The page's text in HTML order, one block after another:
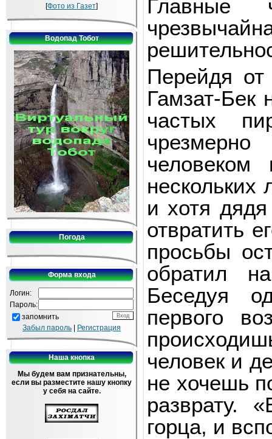
[Фото из Газет]
Водопад Тобот
Погода
Форма входа
Логин:
Пароль:
запомнить
Забыл пароль
Регистрация
Наша кнопка
Мы будем вам признательны,
если вы разместите нашу кнопку
у себя на сайте.
Главные
Перейдя
Гамзат-Бек
частых
человеком
нескольких
и хотя
отвратить
просьбы
обратил
Беседуя
первого
человек и
не хочешь
разврату.
горца, и